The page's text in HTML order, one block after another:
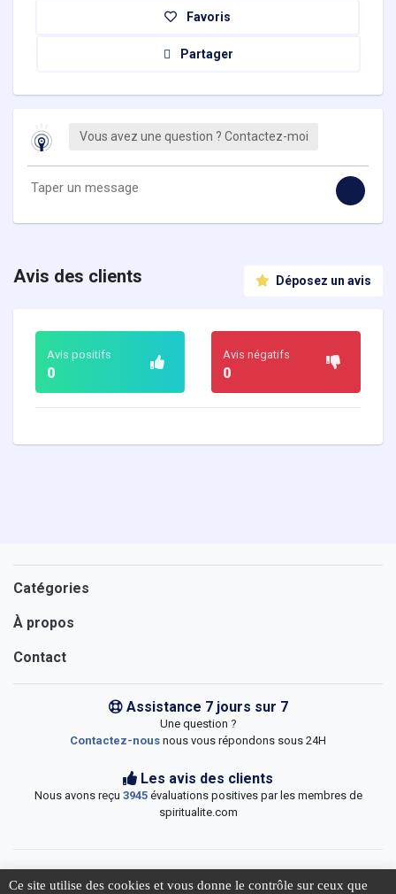
5 jours jour(s) de livraison
Favoris
Partager
Vous avez une question ? Contactez-moi
Déposez un avis
Avis des clients
Avis positifs
0
Avis négatifs
0
Catégories
À propos
Contact
Assistance 7 jours sur 7
Une question ?
Contactez-nous nous vous répondons sous 24H
Les avis des clients
Nous avons reçu 3945évaluations positives par les membres de
spiritualite.com
Ce site utilise des cookies et vous donne le contrôle sur ceux que